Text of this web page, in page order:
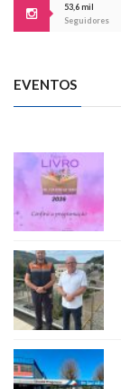
53,6 mil
Seguidores
EVENTOS